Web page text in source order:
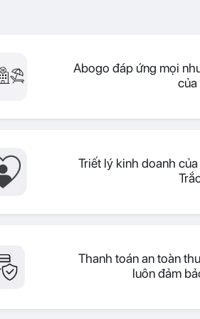
Abogo đáp ứng mọi
của
Triết lý kinh doanh
Thanh toán an toàn
luôn đảm